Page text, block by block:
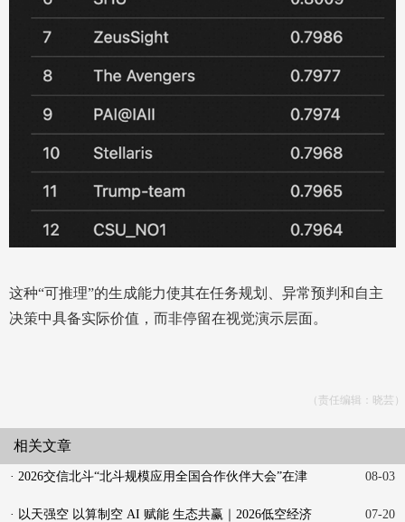
这种“可推理”的生成能力使其在任务规划、异常预判和自主
决策中具备实际价值，而非停留在视觉演示层面。
（责任编辑：晓芸）
相关文章
· 2026交信北斗“北斗规模应用全国合作伙伴大会”在津
08-03
· 以天强空 以算制空 AI 赋能 生态共赢｜2026低空经济
07-20